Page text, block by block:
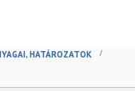
HATÁROZATOK